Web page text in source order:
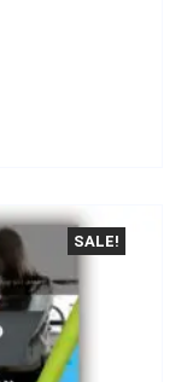
SALE!